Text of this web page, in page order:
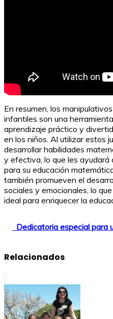
En resumen, los
infantiles son una
aprendizaje práctico y
en los niños. Al utilizar estos
desarrollar habilidades
y efectiva, lo que les ayudará
para su educación
también promueven el
sociales y emocionales, lo
ideal para enriquecer la
Dedicatoria especial para
Relacionados